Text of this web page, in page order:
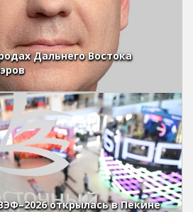
Дальнего Востока
открылась в Пекине